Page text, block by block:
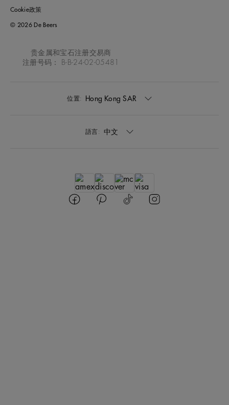
Cookie政策
© 2026 De Beers
贵金属和宝石注册交易商
注册号码： B-B-24-02-05481
位置: Hong Kong SAR
語言: 中文